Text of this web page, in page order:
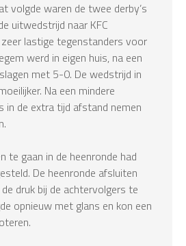
volgde waren de twee derby’s
uitwedstrijd naar KFC
lastige tegenstanders voor
werd in eigen huis, na een
met 5-0. De wedstrijd in
Na een mindere
in de extra tijd afstand nemen
te gaan in de heenronde had
De heenronde afsluiten
druk bij de achtervolgers te
opnieuw met glans en kon een